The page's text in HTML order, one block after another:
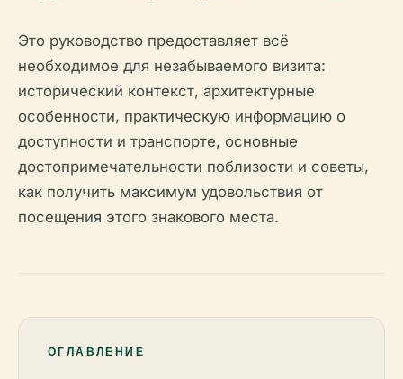
Это руководство предоставляет всё
необходимое для незабываемого визита:
исторический контекст, архитектурные
особенности, практическую информацию о
доступности и транспорте, основные
достопримечательности поблизости и советы,
как получить максимум удовольствия от
посещения этого знакового места.
ОГЛАВЛЕНИЕ